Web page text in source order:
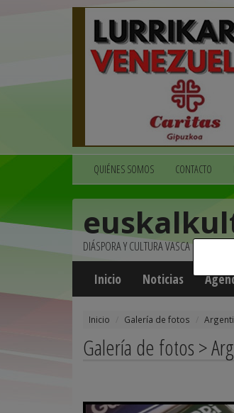
QUIÉNES SOMOS CONTACTO
DIÁSPORA Y CULTURA VASCA
Inicio Noticias
Inicio Galería de fotos
Galería de fotos >